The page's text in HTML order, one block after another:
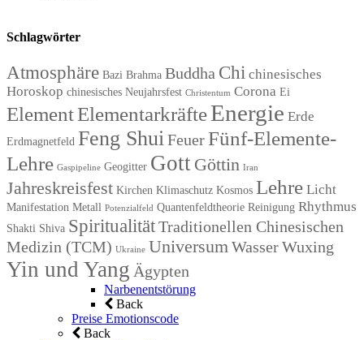
Schlagwörter
Atmosphäre Bazi Brahma Buddha Chi chinesisches
Horoskop chinesisches Neujahrsfest Christentum Corona Ei
ElementElementarkräfteEnergie Erde
Erdmagnetfeld Feng ShuiFeuerFünf-Elemente-
Lehre Gaspipeline Geogitter Gott Göttin Iran
Jahreskreisfest Kirchen Klimaschutz Kosmos Lehre Licht
Manifestation Metall Potenzialfeld Quantenfeldtheorie Reinigung Rhythmus
Shakti Shiva SpiritualitätTraditionellen Chinesischen
Medizin (TCM) Ukraine UniversumWasserWuxing
Yin und Yang Ägypten
Narbenentstörung
Back
Preise Emotionscode
Back